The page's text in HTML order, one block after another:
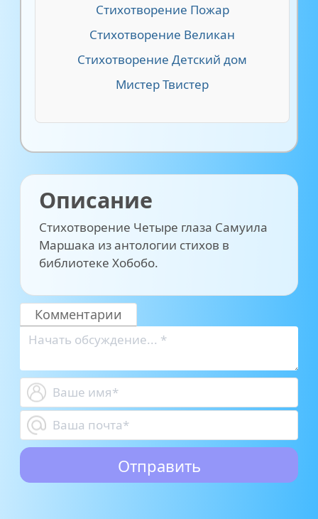
Стихотворение Пожар
Стихотворение Великан
Стихотворение Детский дом
Мистер Твистер
Описание
Стихотворение Четыре глаза Самуила
Маршака из антологии стихов в
библиотеке Хобобо.
Комментарии